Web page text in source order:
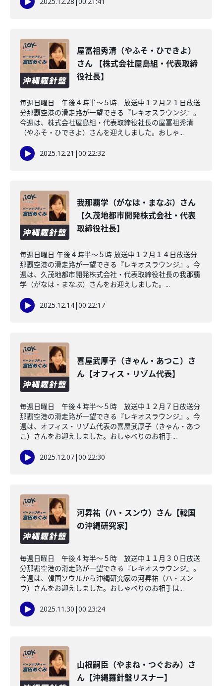
屋冨祖秀清（やふそ・ひできよ）
さん 【株式会社屋島組・代表取締
役社長】
毎週日曜日 午後４時半～５時 放送中１２月２１日放送
分那覇空港の滑走路が一望できる『レキオスラウンジ』。
今週は、株式会社屋島組・代表取締役社長の屋冨祖秀清
（やふそ・ひできよ）さんを迎えしました。おしゃ...
2025.12.21 |00:22:32
我那覇学（がなは・まなぶ）さん
【久茂地都市開発株式会社・代表
取締役社長】
毎週日曜日 午後４時半～５時 放送中１２月１４日放送分
那覇空港の滑走路が一望できる『レキオスラウンジ』。今
週は、久茂地都市開発株式会社・代表取締役社長の我那覇
学（がなは・まなぶ）さんをお迎えしました。...
2025.12.14|00:22:17
喜屋武厚子（きゃん・あつこ）さ
ん【オフィス・リゾム代表】
毎週日曜日 午後４時半～５時 放送中１２月７日放送分
那覇空港の滑走路が一望できる『レキオスラウンジ』。今
週は、オフィス・リゾム代表の喜屋武厚子（きゃん・あつ
こ）さんをお迎えしました。おしゃべりのお相手...
2025.12.07|00:22:30
河昇祐（ハ・スンウ）さん【韓国
の沖縄研究家】
毎週日曜日 午後４時半～５時 放送中１１月３０日放送
分那覇空港の滑走路が一望できる『レキオスラウンジ』。
今週は、韓国ソウルから沖縄研究家の河昇祐（ハ・スン
ウ）さんをお迎えしました。おしゃべりのお相手は...
2025.11.30 |00:23:24
山根嗣臣（やまね・つぐおみ）さ
ん【沖縄羅針盤リスナー】